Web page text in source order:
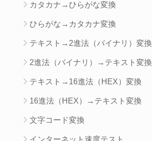
カタカナ→ひらがな変換
ひらがな→カタカナ変換
テキスト→2進法（バイナリ）変換
2進法（バイナリ）→テキスト変換
テキスト→16進法（HEX）変換
16進法（HEX）→テキスト変換
文字コード変換